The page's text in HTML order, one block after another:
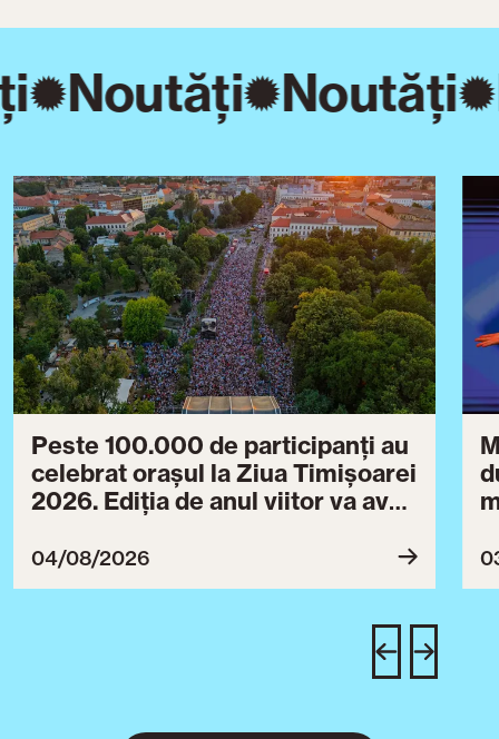
Noutăți Noutăți
Peste 100.000 de participanți au
celebrat orașul la Ziua Timișoarei
2026. Ediția de anul viitor va avea
04/08/2026